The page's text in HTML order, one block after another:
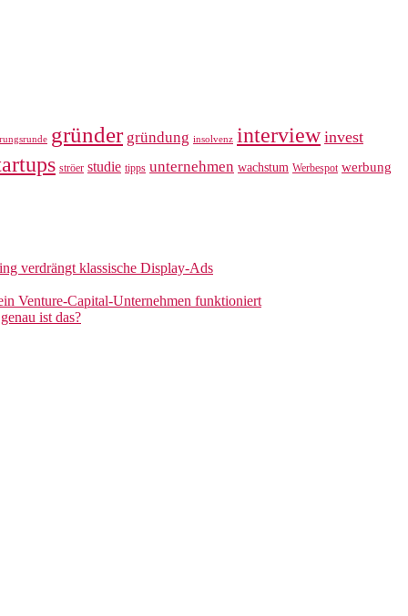
gründer gründung insolvenz interview invest
ströer studie tipps unternehmen wachstum Werbespot werbung
verdrängt klassische Display-Ads
Venture-Capital-Unternehmen funktioniert
ist das?